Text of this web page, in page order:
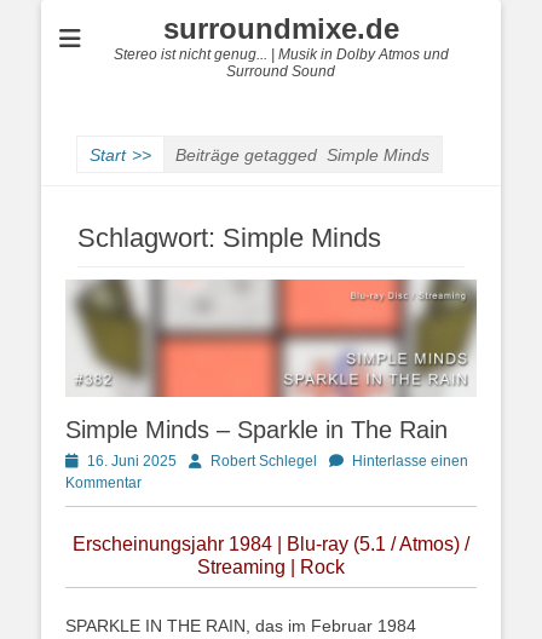
surroundmixe.de
Stereo ist nicht genug... | Musik in Dolby Atmos und
Surround Sound
Start >> Beiträge getagged Simple Minds
Schlagwort: Simple Minds
Simple Minds – Sparkle in The Rain
Posted
on
16. Juni 2025 AutorRobert Schlegel
Hinterlasse einen
Kommentar
Erscheinungsjahr 1984 | Blu-ray (5.1 / Atmos) /
Streaming | Rock
SPARKLE IN THE RAIN, das im Februar 1984